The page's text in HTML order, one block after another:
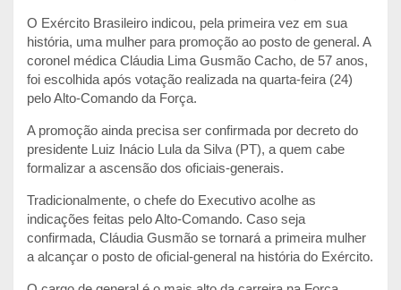
O Exército Brasileiro indicou, pela primeira vez em sua
história, uma mulher para promoção ao posto de general. A
coronel médica Cláudia Lima Gusmão Cacho, de 57 anos,
foi escolhida após votação realizada na quarta-feira (24)
pelo Alto-Comando da Força.
A promoção ainda precisa ser confirmada por decreto do
presidente Luiz Inácio Lula da Silva (PT), a quem cabe
formalizar a ascensão dos oficiais-generais.
Tradicionalmente, o chefe do Executivo acolhe as
indicações feitas pelo Alto-Comando. Caso seja
confirmada, Cláudia Gusmão se tornará a primeira mulher
a alcançar o posto de oficial-general na história do Exército.